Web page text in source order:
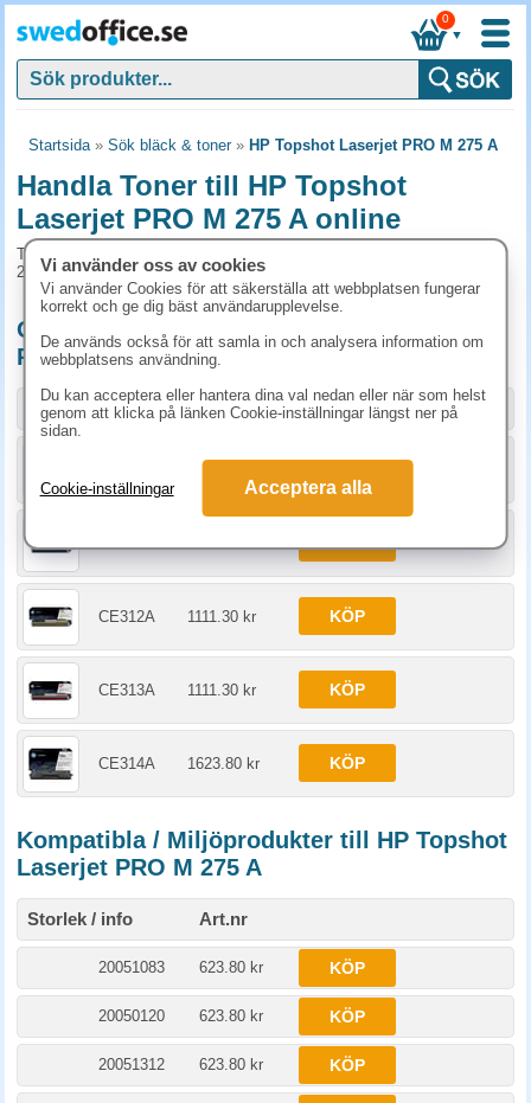
▼
0
Startsida» Sök bläck & toner» HP Topshot Laserjet PRO M 275 A
Handla Toner till HP Topshot
Laserjet PRO M 275 A online
Toner och tillbehör som passar till HP Topshot Laserjet PRO M
275 A
Originalprodukter till HP Topshot Laserjet
PRO M 275 A
Storlek / info Art.nr
1023.80 kr
CE311A 1111.30 kr
CE312A 1111.30 kr KÖP
CE313A 1111.30 kr KÖP
CE314A 1623.80 kr KÖP
Kompatibla / Miljöprodukter till HP Topshot
Laserjet PRO M 275 A
Storlek / info Art.nr
20051083 623.80 kr KÖP
20050120 623.80 kr KÖP
20051312 623.80 kr KÖP
Vi använder oss av cookies
Vi använder Cookies för att säkerställa att webbplatsen fungerar
korrekt och ge dig bäst användarupplevelse.
De används också för att samla in och analysera information om
webbplatsens användning.
Du kan acceptera eller hantera dina val nedan eller när som helst
genom att klicka på länken Cookie-inställningar längst ner på
sidan.
Cookie-inställningar Acceptera alla